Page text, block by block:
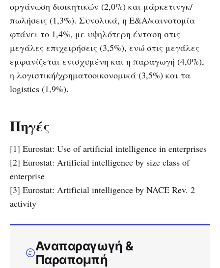
οργάνωση διοικητικών (2,0%) και μάρκετινγκ/
πωλήσεις (1,3%). Συνολικά, η Ε&Α/καινοτομία
φτάνει το 1,4%, με υψηλότερη ένταση στις
μεγάλες επιχειρήσεις (3,5%), ενώ στις μεγάλες
εμφανίζεται ενισχυμένη και η παραγωγή (4,0%),
η λογιστική/χρηματοοικονομικά (3,5%) και τα
logistics (1,9%).
Πηγές
[1] Eurostat: Use of artificial intelligence in enterprises
[2] Eurostat: Artificial intelligence by size class of
enterprise
[3] Eurostat: Artificial intelligence by NACE Rev. 2
activity
Αναπαραγωγή &
Παραπομπή